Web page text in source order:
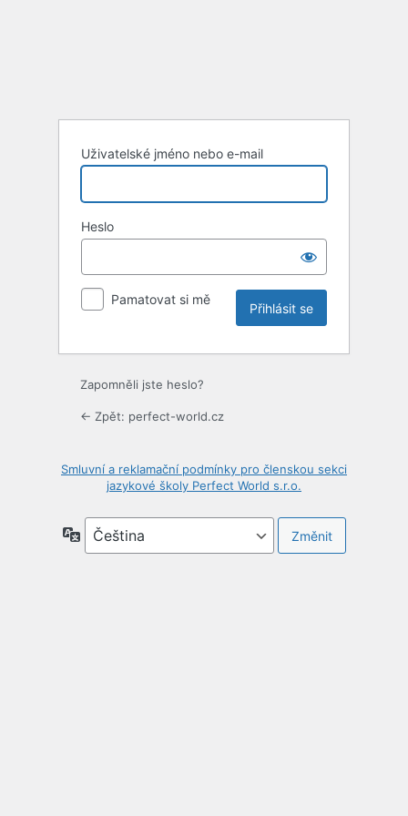
Uživatelské jméno nebo e-mail
Heslo
Pamatovat si mě
Zapomněli jste heslo?
← Zpět: perfect-world.cz
Smluvní a reklamační podmínky pro členskou sekci
jazykové školy Perfect World s.r.o.
Jazyky